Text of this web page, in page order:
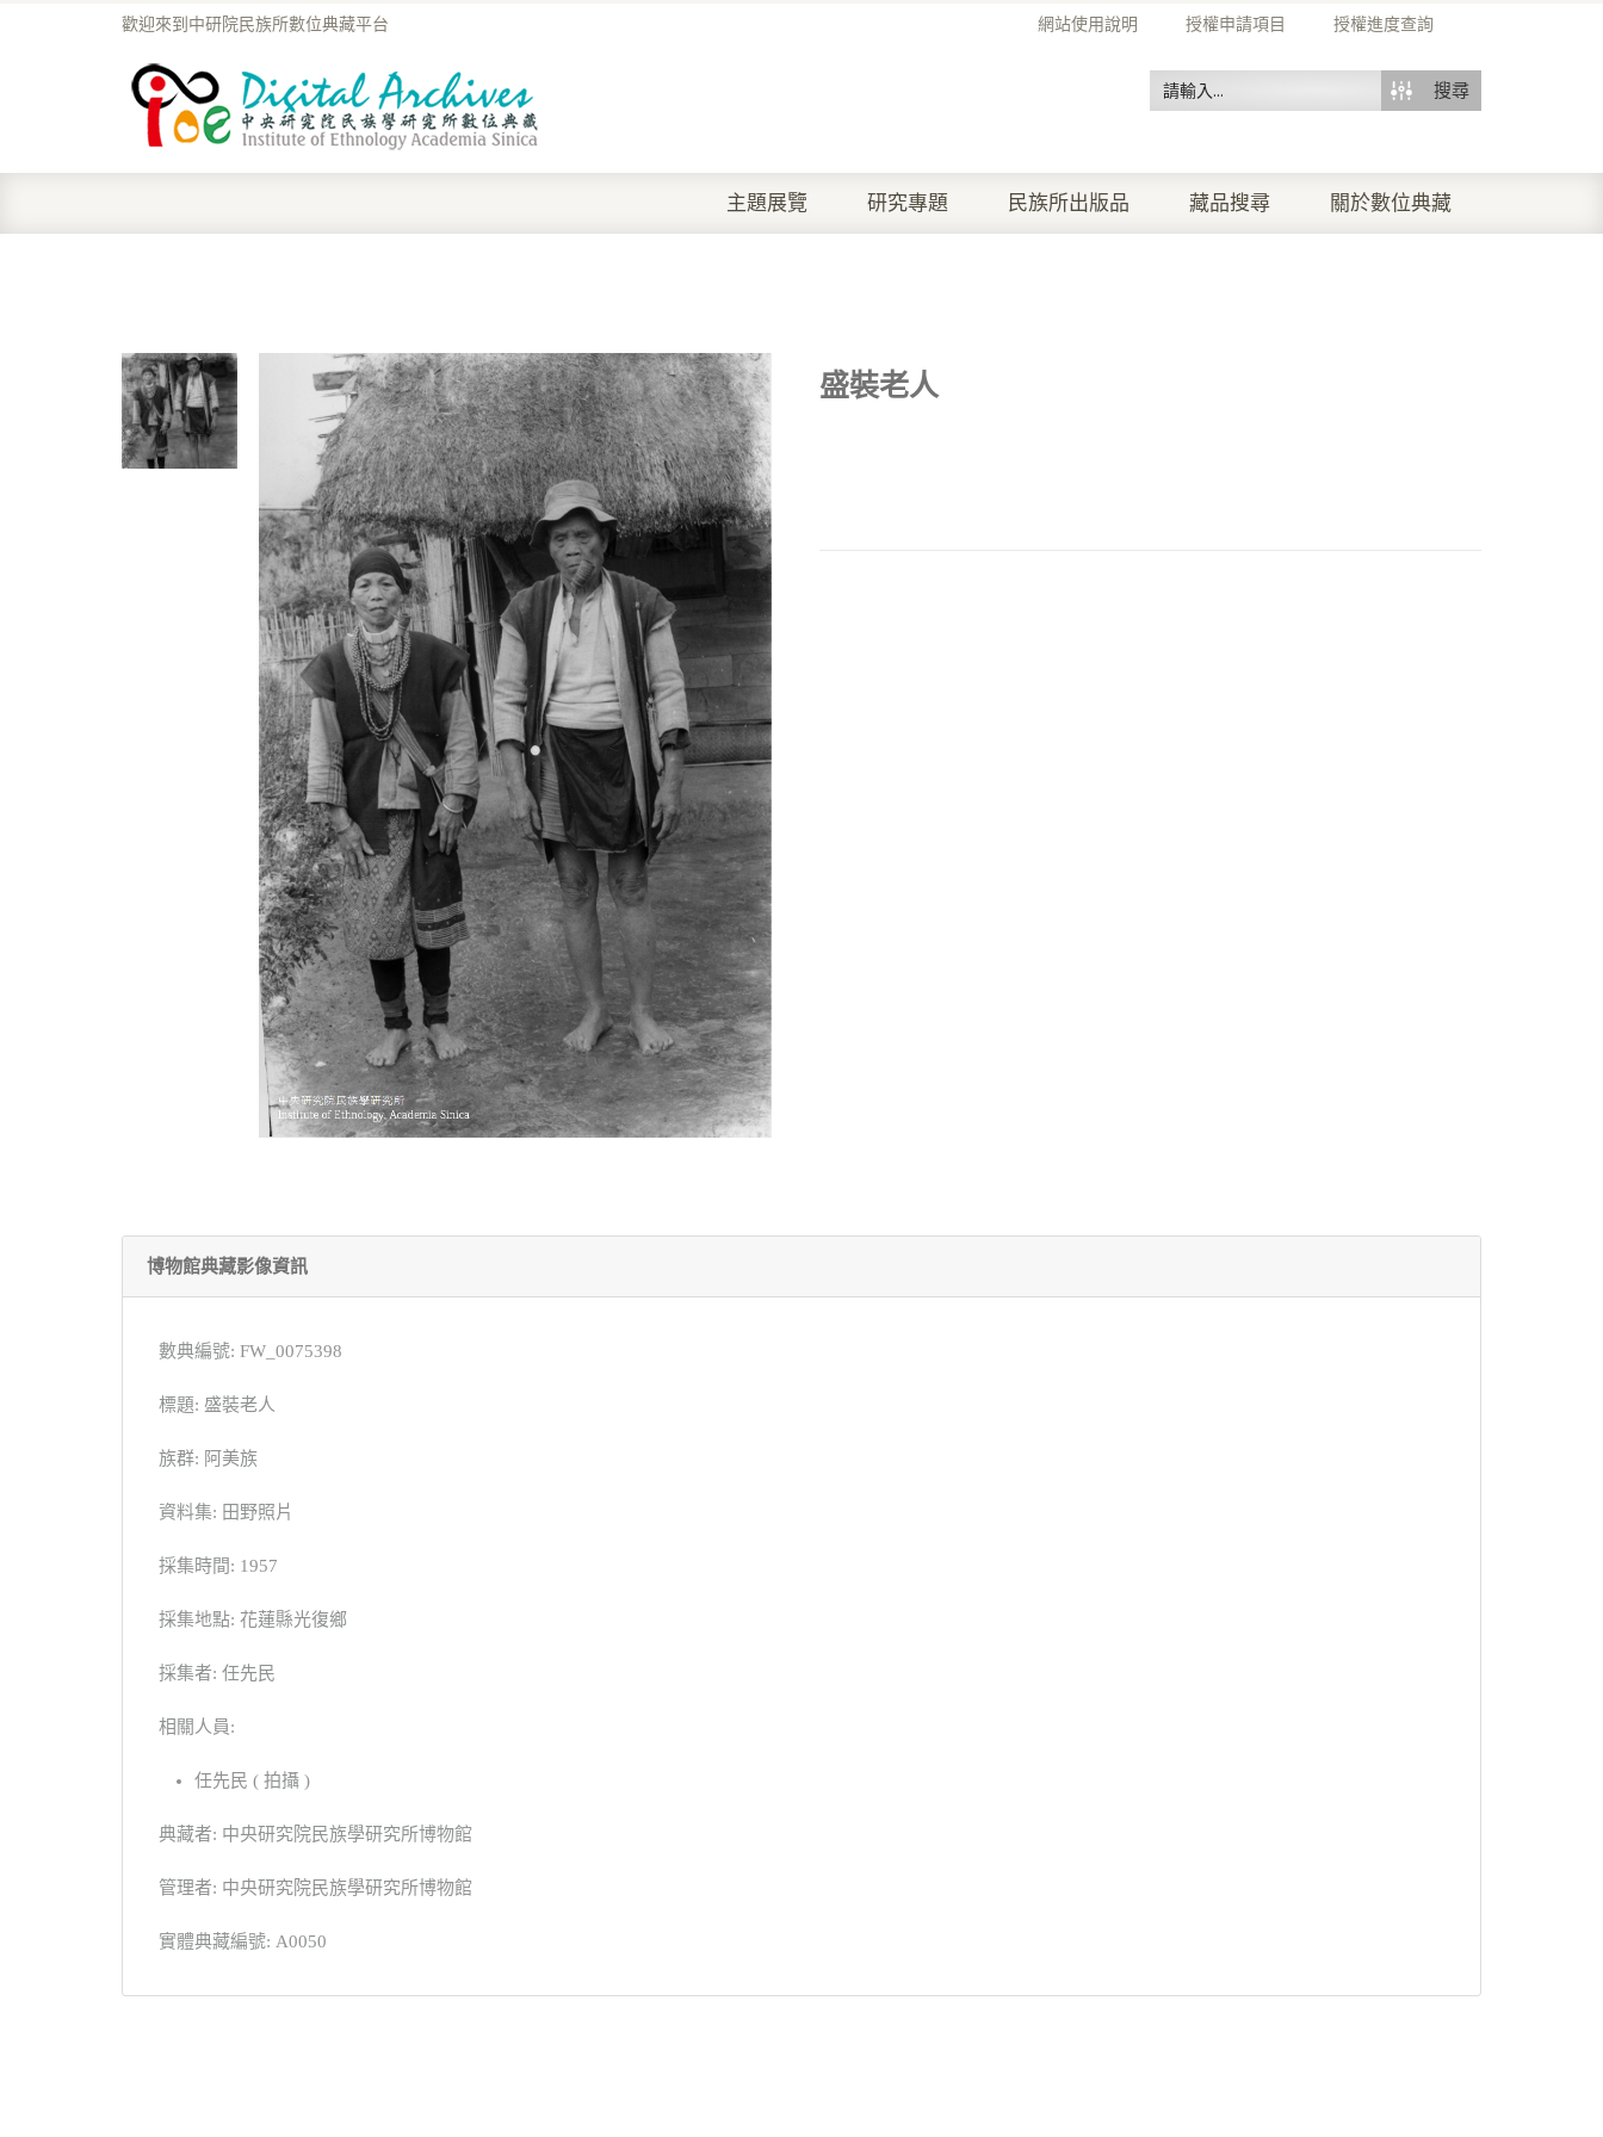
網站使用說明 授權申請項目 授權進度查詢
歡迎來到中研院民族所數位典藏平台
搜尋
主題展覽 研究專題 民族所出版品 藏品搜尋 關於數位典藏
盛裝老人
博物館典藏影像資訊
數典編號: FW_0075398
標題: 盛裝老人
族群: 阿美族
資料集: 田野照片
採集時間: 1957
採集地點: 花蓮縣光復鄉
採集者: 任先民
相關人員:
任先民 ( 拍攝 )
典藏者: 中央研究院民族學研究所博物館
管理者: 中央研究院民族學研究所博物館
實體典藏編號: A0050